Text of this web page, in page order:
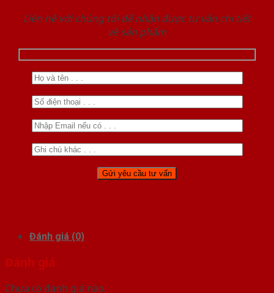
Liên hệ với chúng tôi để nhận được tư vấn chi tiết
về sản phẩm
Đánh giá (0)
Đánh giá
Chưa có đánh giá nào.